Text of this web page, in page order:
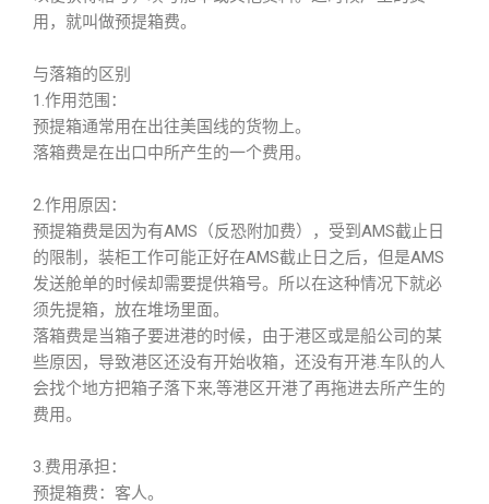
用，就叫做预提箱费。
与落箱的区别
1.作用范围：
预提箱通常用在出往美国线的货物上。
落箱费是在出口中所产生的一个费用。
2.作用原因：
预提箱费是因为有AMS（反恐附加费），受到AMS截止日
的限制，装柜工作可能正好在AMS截止日之后，但是AMS
发送舱单的时候却需要提供箱号。所以在这种情况下就必
须先提箱，放在堆场里面。
落箱费是当箱子要进港的时候，由于港区或是船公司的某
些原因，导致港区还没有开始收箱，还没有开港.车队的人
会找个地方把箱子落下来,等港区开港了再拖进去所产生的
费用。
3.费用承担：
预提箱费：客人。